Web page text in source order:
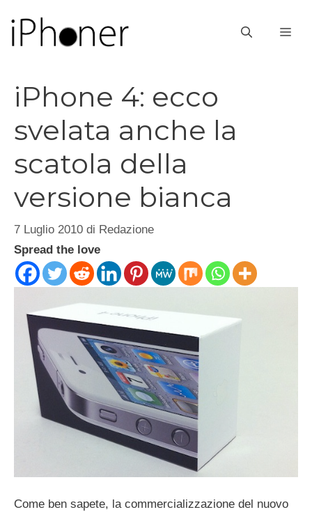
contenuto
iPhone 4: ecco
svelata anche la
scatola della
versione bianca
7 Luglio 2010 di Redazione
Spread the love
Come ben sapete, la commercializzazione del nuovo